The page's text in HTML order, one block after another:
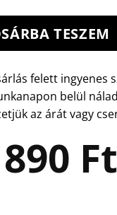
TESZEM
felett ingyenes
belül
az árát vagy
Ft